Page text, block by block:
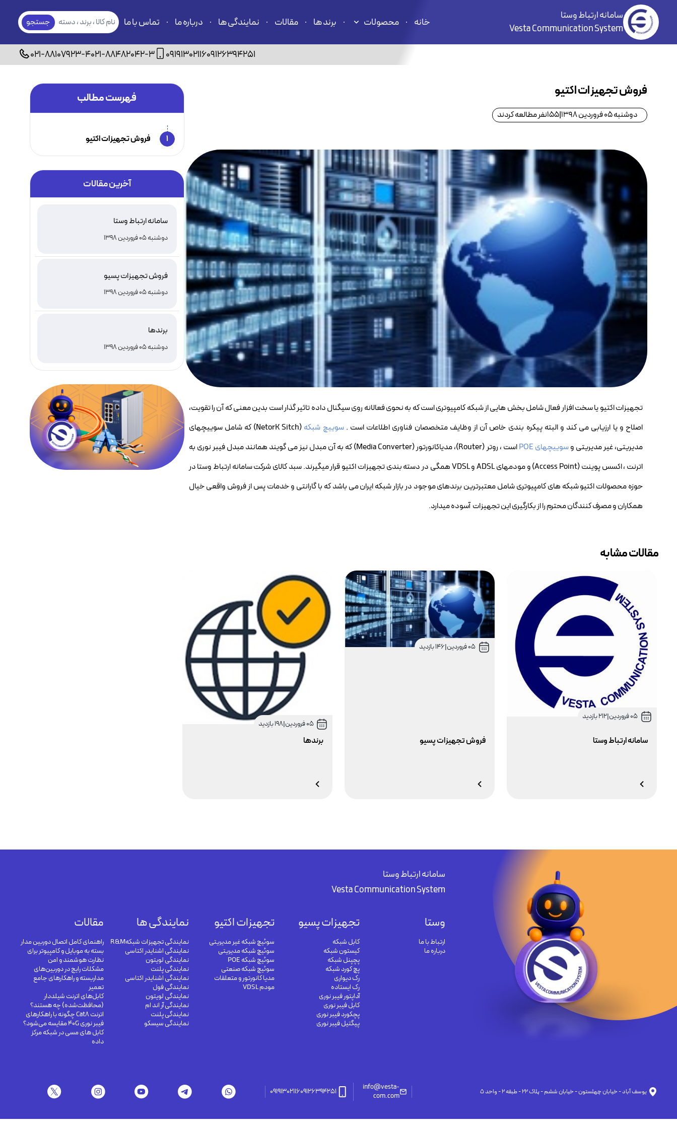
سامانه ارتباط وستا
Vesta Communication System
خانه محصولات برند ها مقالات نمایندگی ها درباره ما تماس با ما
نام کالا ، برند ، دسته
بندی
جستجو
09126394251
09191302116
021-88482042-3
021-88107923-4
فروش تجهیزات اکتیو
دوشنبه 05 فروردین 1398 |
155نفر مطالعه کردند
تجهیزات اکتیو یا سخت افزار فعال شامل بخش هایی از شبکه کامپیوتری است که به نحوی فعالانه روی سیگنال داده تاثیر گذار است بدین معنی که آن را تقویت،
اصلاح و یا ارزیابی می کند و البته پیکره بندی خاص آن از وظایف متخصصان فناوری اطلاعات است . سوییچ شبکه
(NetorK Sitch) که شامل سوییچهای
مدیریتی، غیر مدیریتی وسوییچهای POE
است ، روتر (Router)، مدیاکانورتور (Media Converter) که به آن مبدل نیز می گویند همانند مبدل فیبر نوری به
اترنت ، اکسس پوینت (Access Point) و مودمهای ADSL و VDSL همگی در دسته بندی تجهیزات اکتیو قرار میگیرند. سبد کالای شرکت سامانه ارتباط وستا در
حوزه محصولات اکتیو شبکه های کامپیوتری شامل معتبرترین برندهای موجود در بازار شبکه ایران می باشد که با گارانتی و خدمات پس از فروش واقعی خیال
همکاران و مصرف کنندگان محترم را از بکارگیری این تجهیزات آسوده میدارد.
فهرست مطالب
1 فروش تجهیزات اکتیو
آخرین مقالات
سامانه ارتباط وستا
دوشنبه 05 فروردین 1398
فروش تجهیزات پسیو
دوشنبه 05 فروردین 1398
برندها
دوشنبه 05 فروردین 1398
مقالات مشابه
05 فروردین |212 بازدید
سامانه ارتباط وستا
05 فروردین |146 بازدید
فروش تجهیزات پسیو
05 فروردین |198 بازدید
برندها
سامانه ارتباط وستا
Vesta Communication System
وستا
ارتباط با ما
درباره ما
تجهیزات پسیو
کابل شبکه
کیستون شبکه
پچپنل شبکه
پچ کورد شبکه
رک دیواری
رک ایستاده
آداپتور فیبر نوری
کابل فیبر نوری
پچکورد فیبر نوری
پیگتیل فیبر نوری
تجهیزات اکتیو
سوئیچ شبکه غیر مدیریتی
سوئیچ شبکه مدیریتی
سوئیچ شبکه POE
سوئیچ شبکه صنعتی
مدیا کانورتور و متعلقات
مودم VDSL
نمایندگی ها
نمایندگی تجهیزات شبکهR&M
نمایندگی اشنایدر اکتاسی
نمایندگی لویتون
نمایندگی پلنت
نمایندگی اشنایدر اکتاسی
نمایندگی فول
نمایندگی لویتون
نمایندگی آر اند ام
نمایندگی پلنت
نمایندگی سیسکو
مقالات
راهنمای کامل اتصال دوربین مدار
بسته به موبایل و کامپیوتر برای
نظارت هوشمند و امن
مشکلات رایج در دوربین‌های
مداربسته و راهکارهای جامع
تعمیر
کابل‌های اترنت شیلددار
(محافظت‌شده) چه هستند؟
اترنت Cat8 چگونه با راهکارهای
فیبر نوری 40G مقایسه می‌شود؟
کابل های مسی در شبکه مرکز
داده
يوسف آباد - خيابان چهلستون - خيابان ششم - پلاك ٢٢ - طبقه ٢ - واحد ٥
info@vesta-
com.com
09126394251
09191302116